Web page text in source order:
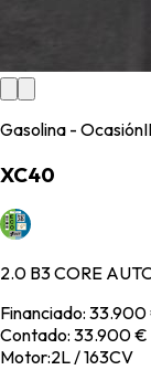
Gasolina - Ocasión
XC40
2.0 B3 CORE
Financiado: 33.900
Contado: 33.900 €
Motor:2L / 163CV